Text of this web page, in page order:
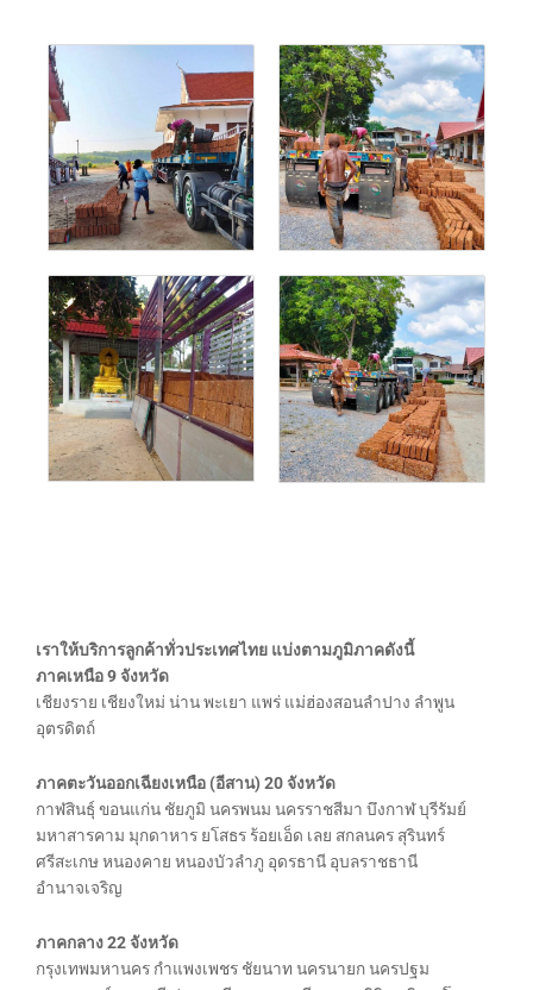
เราให้บริการลูกค้าทั่วประเทศไทย แบ่งตามภูมิภาคดังนี้
ภาคเหนือ 9 จังหวัด
เชียงราย เชียงใหม่ น่าน พะเยา แพร่ แม่ฮ่องสอนลำปาง ลำพูน
อุตรดิตถ์
ภาคตะวันออกเฉียงเหนือ (อีสาน) 20 จังหวัด
กาฬสินธุ์ ขอนแก่น ชัยภูมิ นครพนม นครราชสีมา บึงกาฬ บุรีรัมย์
มหาสารคาม มุกดาหาร ยโสธร ร้อยเอ็ด เลย สกลนคร สุรินทร์
ศรีสะเกษ หนองคาย หนองบัวลำภู อุดรธานี อุบลราชธานี
อำนาจเจริญ
ภาคกลาง 22 จังหวัด
กรุงเทพมหานคร กำแพงเพชร ชัยนาท นครนายก นครปฐม